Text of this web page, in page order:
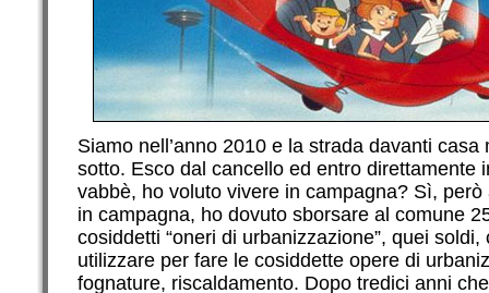
Siamo nell’anno 2010 e la strada davanti
sotto. Esco dal cancello ed entro direttamente
vabbè, ho voluto vivere in campagna? Sì,
in campagna, ho dovuto sborsare al comune
cosiddetti “oneri di urbanizzazione”, quei
utilizzare per fare le cosiddette opere di
fognature, riscaldamento. Dopo tredici anni